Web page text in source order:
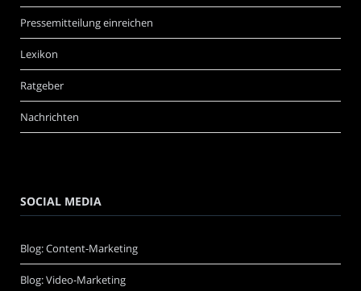
Pressemitteilung einreichen
Lexikon
Ratgeber
Nachrichten
SOCIAL MEDIA
Blog: Content-Marketing
Blog: Video-Marketing